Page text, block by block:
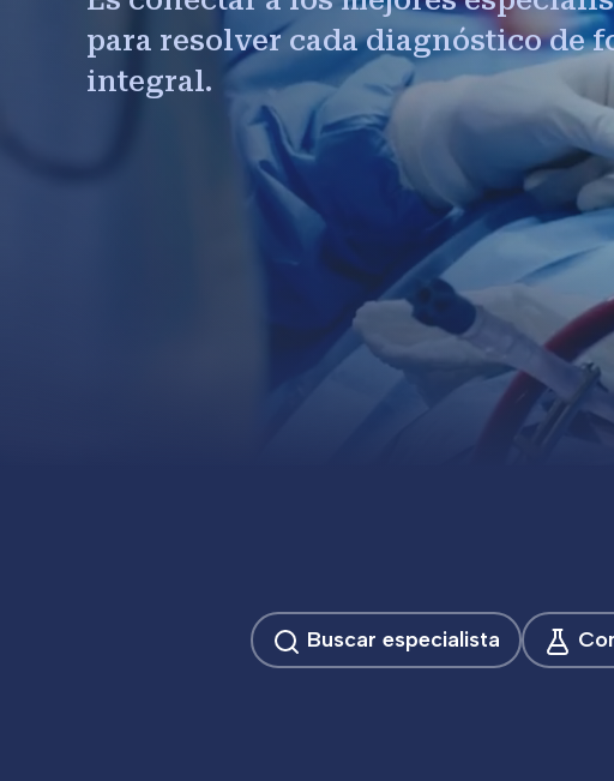
para resolver cada diagnóstico de
integral.
Buscar especialista